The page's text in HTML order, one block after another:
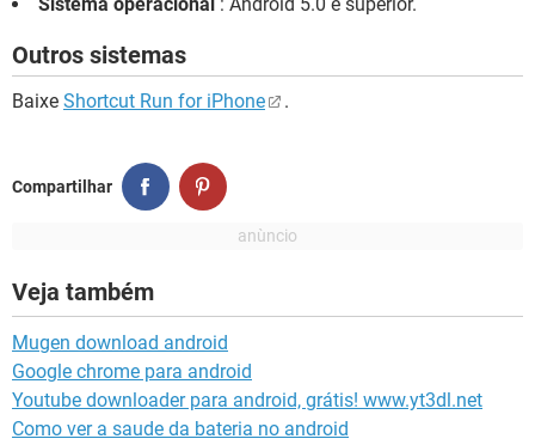
Sistema operacional : Android 5.0 e superior.
Outros sistemas
Baixe Shortcut Run for iPhone .
Compartilhar
Veja também
Mugen download android
Google chrome para android
Youtube downloader para android, grátis! www.yt3dl.net
Como ver a saude da bateria no android